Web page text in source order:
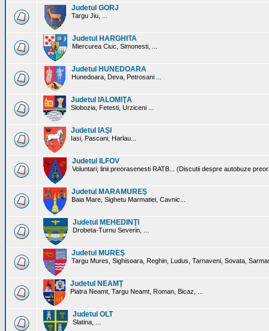
Judetul GORJ
Targu Jiu, ...
Judetul HARGHITA
Miercurea Ciuc, Simonesti, ...
Judetul HUNEDOARA
Hunedoara, Deva, Petrosani ...
Judetul IALOMIŢA
Slobozia, Fetesti, Urziceni ...
Judetul IAŞI
Iasi, Pascani, Harlau...
Judetul ILFOV
Voluntari; linii preorasenesti RATB... (Discutii despre autobuze
Judetul MARAMUREŞ
Baia Mare, Sighetu Marmatiei, Cavnic...
Judetul MEHEDINŢI
Drobeta-Turnu Severin, ...
Judetul MUREŞ
Targu Mures, Sighisoara, Reghin, Ludus, Tarnaveni, Sovata,
Judetul NEAMŢ
Piatra Neamt, Targu Neamt, Roman, Bicaz, ...
Judetul OLT
Slatina, ...